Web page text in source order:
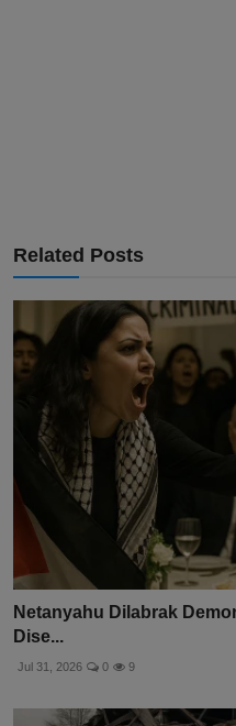
Related Posts
Netanyahu Dilabrak
Dise...
Jul 31, 2026 0 9